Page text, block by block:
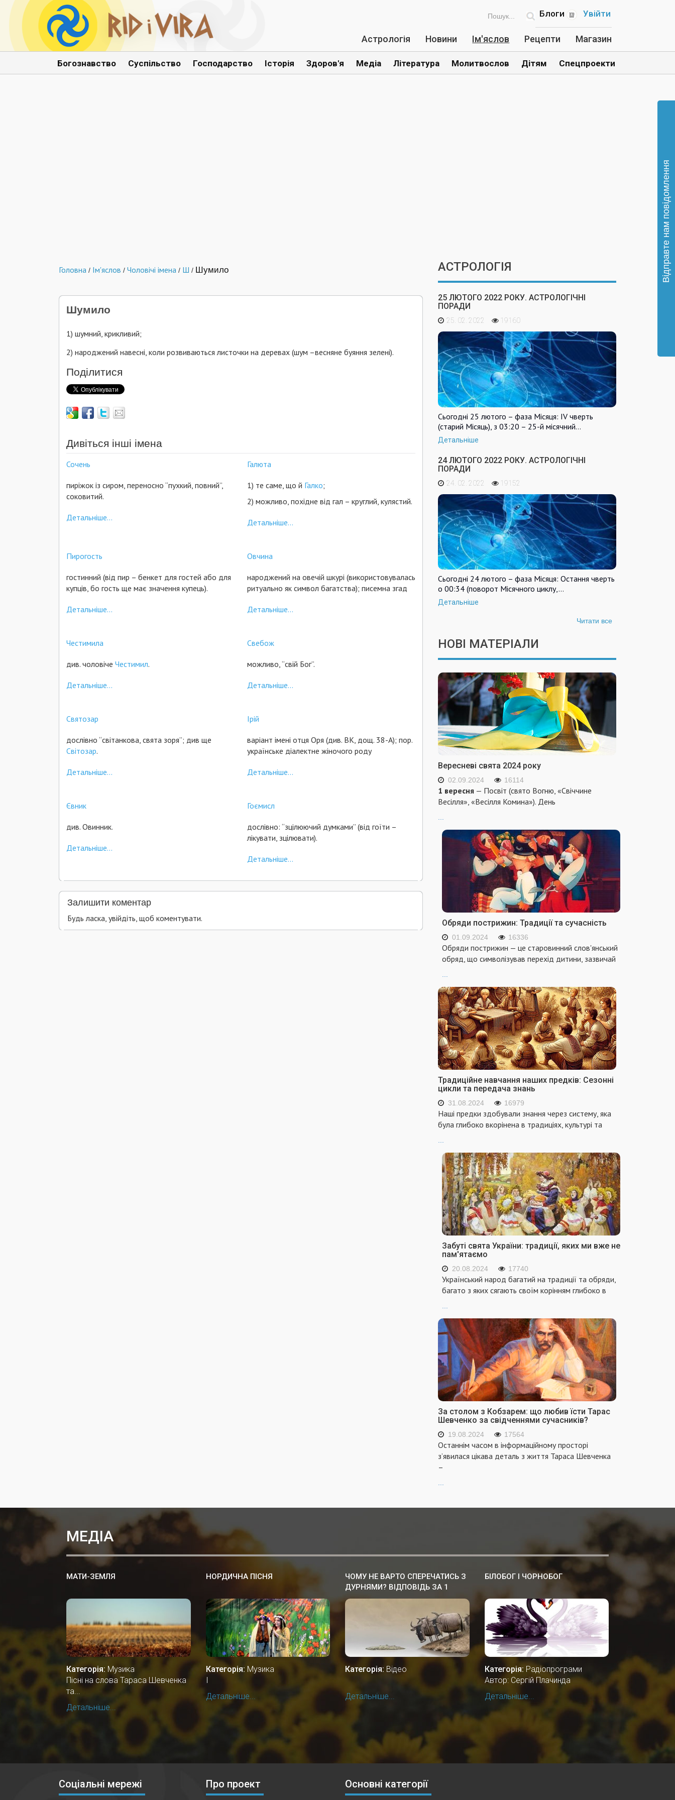
Увійти
Блоги
Астрологія Новини Ім'яслов Рецепти Магазин
Богознавство Суспільство Господарство Історія Здоров'я Медіа Література Молитвослов Дітям Спецпроекти
Головна / Ім'яслов / Чоловічі імена / Ш / Шумило
Шумило
1) шумний, крикливий;
2) народжений навесні, коли розвиваються листочки на деревах (шум –весняне буяння зелені).
Поділитися
Дивіться інші імена
Сочень
пиріжок із сиром, переносно “пухкий, повний”,
соковитий.
Детальніше...
Галюта
1) те саме, що й Галко;
2) можливо, похідне від гал – круглий, кулястий.
Детальніше...
Пирогость
гостинний (від пир – бенкет для гостей або для
купців, бо гость ще має значення купець).
Детальніше...
Овчина
народжений на овечій шкурі (використовувалась
ритуально як символ багатства); писемна згад
Детальніше...
Честимила
див. чоловіче Честимил.
Детальніше...
Свебож
можливо, “свій Бог”.
Детальніше...
Святозар
дослівно “світанкова, свята зоря”; див ще
Світозар.
Детальніше...
Ірій
варіант імені отця Оря (див. ВК, дощ. 38-А); пор.
українське діалектне жіночого роду
Детальніше...
Євник
див. Овинник.
Детальніше...
Гоємисл
дослівно: “зцілюючий думками” (від гоїти –
лікувати, зцілювати).
Детальніше...
Залишити коментар
Будь ласка, увійдіть, щоб коментувати.
АСТРОЛОГІЯ
25 ЛЮТОГО 2022 РОКУ. АСТРОЛОГІЧНІ
ПОРАДИ
25. 02. 2022 19160
Сьогодні 25 лютого – фаза Місяця: IV чверть
(старий Місяць), з 03:20 – 25-й місячний…
Детальніше
24 ЛЮТОГО 2022 РОКУ. АСТРОЛОГІЧНІ
ПОРАДИ
24. 02. 2022 19152
Сьогодні 24 лютого – фаза Місяця: Остання чверть
о 00:34 (поворот Місячного циклу,…
Детальніше
Читати все
НОВІ МАТЕРІАЛИ
Вересневі свята 2024 року
02.09.2024 16114
1 вересня — Посвіт (свято Вогню, «Свіччине
Весілля», «Весілля Комина»). День
...
Обряди пострижин: Традиції та сучасність
01.09.2024 16336
Обряди пострижин — це старовинний слов'янський
обряд, що символізував перехід дитини, зазвичай
...
Традиційне навчання наших предків: Сезонні
цикли та передача знань
31.08.2024 16979
Наші предки здобували знання через систему, яка
була глибоко вкорінена в традиціях, культурі та
...
Забуті свята України: традиції, яких ми вже не
пам'ятаємо
20.08.2024 17740
Український народ багатий на традиції та обряди,
багато з яких сягають своїм корінням глибоко в
...
За столом з Кобзарем: що любив їсти Тарас
Шевченко за свідченнями сучасників?
19.08.2024 17564
Останнім часом в інформаційному просторі
з’явилася цікава деталь з життя Тараса Шевченка
–
...
МЕДІА
МАТИ-ЗЕМЛЯ
Категорія: Музика
Пісні на слова Тараса Шевченка
та...
Детальніше...
НОРДИЧНА ПІСНЯ
Категорія: Музика
Детальніше...
ЧОМУ НЕ ВАРТО СПЕРЕЧАТИСЬ З
ДУРНЯМИ? ВІДПОВІДЬ ЗА 1
ХВИЛИНУ.
Категорія: Відео
Детальніше...
БІЛОБОГ І ЧОРНОБОГ
Категорія: Радіопрограми
Автор: Сергій Плачинда
Детальніше...
Соціальні мережі Про проект Основні категорії
Відправте нам повідомлення